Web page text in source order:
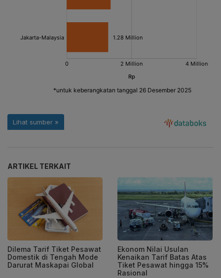
ARTIKEL TERKAIT
Dilema Tarif Tiket Pesawat
Domestik di Tengah Mode
Darurat Maskapai Global
Ekonom Nilai Usulan
Kenaikan Tarif Batas Atas
Tiket Pesawat hingga 15%
Rasional